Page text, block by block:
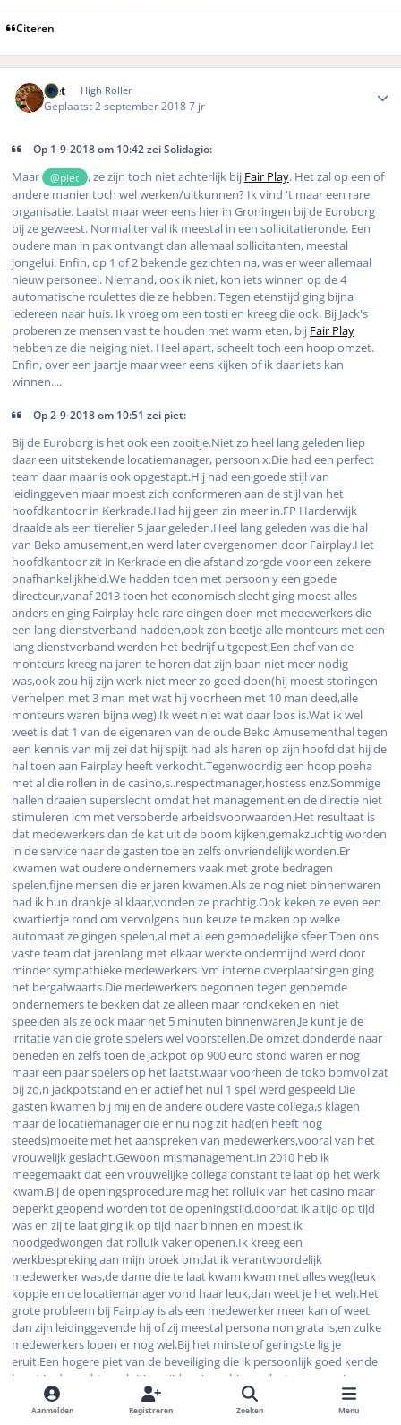
Citeren
piet High Roller
Geplaatst 2 september 20187 jr
Op 1-9-2018 om 10:42 zei Solidagio:
Maar @piet , ze zijn toch niet achterlijk bij Fair Play. Het zal op een of
andere manier toch wel werken/uitkunnen? Ik vind 't maar een rare
organisatie. Laatst maar weer eens hier in Groningen bij de Euroborg
bij ze geweest. Normaliter val ik meestal in een sollicitatieronde. Een
oudere man in pak ontvangt dan allemaal sollicitanten, meestal
jongelui. Enfin, op 1 of 2 bekende gezichten na, was er weer allemaal
nieuw personeel. Niemand, ook ik niet, kon iets winnen op de 4
automatische roulettes die ze hebben. Tegen etenstijd ging bijna
iedereen naar huis. Ik vroeg om een tosti en kreeg die ook. Bij Jack's
proberen ze mensen vast te houden met warm eten, bij Fair Play
hebben ze die neiging niet. Heel apart, scheelt toch een hoop omzet.
Enfin, over een jaartje maar weer eens kijken of ik daar iets kan
winnen....
Op 2-9-2018 om 10:51 zei piet:
Bij de Euroborg is het ook een zooitje.Niet zo heel lang geleden liep
daar een uitstekende locatiemanager, persoon x.Die had een perfect
team daar maar is ook opgestapt.Hij had een goede stijl van
leidinggeven maar moest zich conformeren aan de stijl van het
hoofdkantoor in Kerkrade.Had hij geen zin meer in.FP Harderwijk
draaide als een tierelier 5 jaar geleden.Heel lang geleden was die hal
van Beko amusement,en werd later overgenomen door Fairplay.Het
hoofdkantoor zit in Kerkrade en die afstand zorgde voor een zekere
onafhankelijkheid.We hadden toen met persoon y een goede
directeur,vanaf 2013 toen het economisch slecht ging moest alles
anders en ging Fairplay hele rare dingen doen met medewerkers die
een lang dienstverband hadden,ook zon beetje alle monteurs met een
lang dienstverband werden het bedrijf uitgepest,Een chef van de
monteurs kreeg na jaren te horen dat zijn baan niet meer nodig
was,ook zou hij zijn werk niet meer zo goed doen(hij moest storingen
verhelpen met 3 man met wat hij voorheen met 10 man deed,alle
monteurs waren bijna weg).Ik weet niet wat daar loos is.Wat ik wel
weet is dat 1 van de eigenaren van de oude Beko Amusementhal tegen
een kennis van mij zei dat hij spijt had als haren op zijn hoofd dat hij de
hal toen aan Fairplay heeft verkocht.Tegenwoordig een hoop poeha
met al die rollen in de casino,s..respectmanager,hostess enz.Sommige
hallen draaien superslecht omdat het management en de directie niet
stimuleren icm met versoberde arbeidsvoorwaarden.Het resultaat is
dat medewerkers dan de kat uit de boom kijken,gemakzuchtig worden
in de service naar de gasten toe en zelfs onvriendelijk worden.Er
kwamen wat oudere ondernemers vaak met grote bedragen
spelen,fijne mensen die er jaren kwamen.Als ze nog niet binnenwaren
had ik hun drankje al klaar,vonden ze prachtig.Ook keken ze even een
kwartiertje rond om vervolgens hun keuze te maken op welke
automaat ze gingen spelen,al met al een gemoedelijke sfeer.Toen ons
vaste team dat jarenlang met elkaar werkte ondermijnd werd door
minder sympathieke medewerkers ivm interne overplaatsingen ging
het bergafwaarts.Die medewerkers begonnen tegen genoemde
ondernemers te bekken dat ze alleen maar rondkeken en niet
speelden als ze ook maar net 5 minuten binnenwaren.Je kunt je de
irritatie van die grote spelers wel voorstellen.De omzet donderde naar
beneden en zelfs toen de jackpot op 900 euro stond waren er nog
maar een paar spelers op het laatst,waar voorheen de toko bomvol zat
bij zo,n jackpotstand en er actief het nul 1 spel werd gespeeld.Die
gasten kwamen bij mij en de andere oudere vaste collega,s klagen
maar de locatiemanager die er nu nog zit had(en heeft nog
steeds)moeite met het aanspreken van medewerkers,vooral van het
vrouwelijk geslacht.Gewoon mismanagement.In 2010 heb ik
meegemaakt dat een vrouwelijke collega constant te laat op het werk
kwam.Bij de openingsprocedure mag het rolluik van het casino maar
beperkt geopend worden tot de openingstijd.doordat ik altijd op tijd
was en zij te laat ging ik op tijd naar binnen en moest ik
noodgedwongen dat rolluik vaker openen.Ik kreeg een
werkbespreking aan mijn broek omdat ik verantwoordelijk
medewerker was,de dame die te laat kwam kwam met alles weg(leuk
koppie en de locatiemanager vond haar leuk,dan weet je het wel).Het
grote probleem bij Fairplay is als een medewerker meer kan of weet
dan zijn leidinggevende hij of zij meestal persona non grata is,en zulke
medewerkers lopen er nog wel.Bij het minste of geringste lig je
eruit.Een hogere piet van de beveiliging die ik persoonlijk goed kende
komt in de nacht na sluitingstijd casino,s binnen,legt op sommige
plekken muntgeld neer om vervolgens vanuit zijn kantoor te Fairplay
Lelystad of vanuit het hoofdkantoor te Kerkrade op de camerabeelden
Aanmelden Registreren Zoeken Menu